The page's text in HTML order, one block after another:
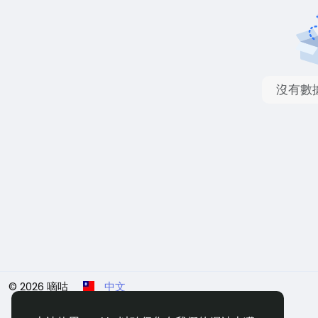
沒有數
© 2026 嘀咕 中文